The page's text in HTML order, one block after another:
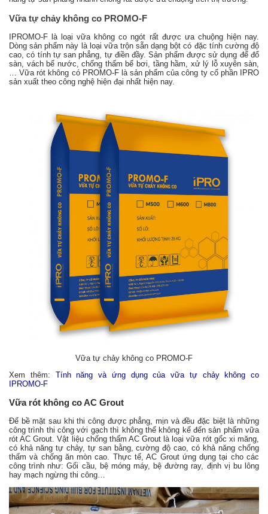
Vữa tự chảy không co PROMO-F
IPROMO-F là loại vữa không co ngót rất được ưa chuộng hiện nay.
Dòng sản phẩm này là loại vữa trộn sẵn dạng bột có đặc tính cường độ
cao, có tính tự san phẳng, tự điền đầy. Sản phẩm được sử dụng để đổ
sàn, vách bể nước, chống thấm bể bơi, tầng hầm, xử lý lỗ xuyên sàn,
… Vữa rót không có PROMO-F là sản phẩm của công ty cổ phần IPRO
sản xuất theo công nghệ hiện đại nhất hiện nay.
Vữa tự chảy không co PROMO-F
Xem thêm: Tính năng và ứng dụng của vữa tự chảy không co
IPROMO-F
Vữa rót không co AC Grout
Để bề mặt sau khi thi công được phẳng, mịn và đều đặc biệt là những
công trình thi công với gạch thì không thể không kể đến sản phẩm vữa
rót AC Grout. Vật liệu chống thấm AC Grout là loại vữa rót gốc xi măng,
có khả năng tự chảy, tự san bằng, cường độ cao, có khả năng chống
thấm và chống ăn mòn cao. Thực tế, AC Grout ứng dụng tại cho các
công trình như: Gối cầu, bệ móng máy, bệ đường ray, định vị bu lông
hay mạch ngừng thi công…